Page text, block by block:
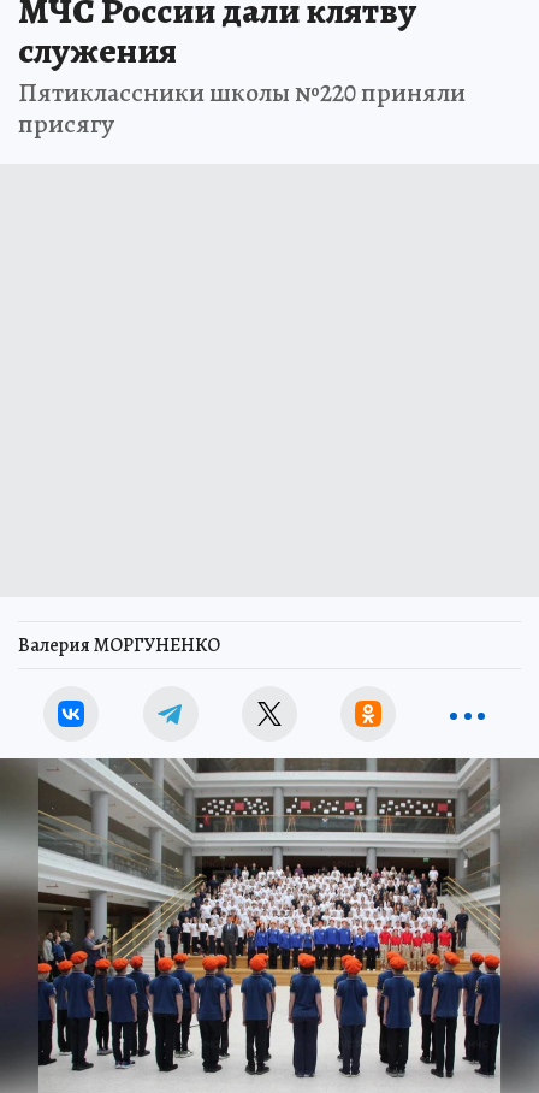
МЧС России дали клятву
служения
Пятиклассники школы №220 приняли
присягу
Валерия МОРГУНЕНКО